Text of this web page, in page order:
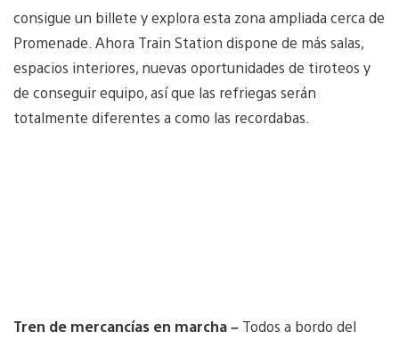
consigue un billete y explora esta zona ampliada cerca de
Promenade. Ahora Train Station dispone de más salas,
espacios interiores, nuevas oportunidades de tiroteos y
de conseguir equipo, así que las refriegas serán
totalmente diferentes a como las recordabas.
Tren de mercancías en marcha – Todos a bordo del